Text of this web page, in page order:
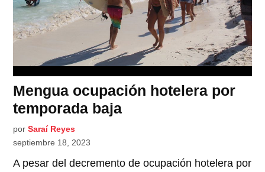
Mengua ocupación hotelera por
temporada baja
por Saraí Reyes
septiembre 18, 2023
A pesar del decremento de ocupación hotelera por